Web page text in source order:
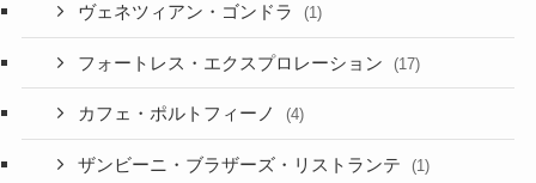
ヴェネツィアン・ゴンドラ (1)
フォートレス・エクスプロレーション (17)
カフェ・ポルトフィーノ (4)
ザンビーニ・ブラザーズ・リストランテ (1)